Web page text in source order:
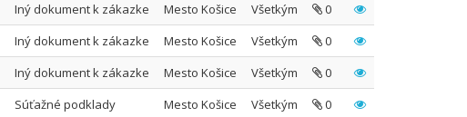
Iný dokument k zákazke Mesto Košice Všetkým
0
Iný dokument k zákazke Mesto Košice Všetkým
0
Iný dokument k zákazke Mesto Košice Všetkým
0
Súťažné podklady Mesto Košice Všetkým
0